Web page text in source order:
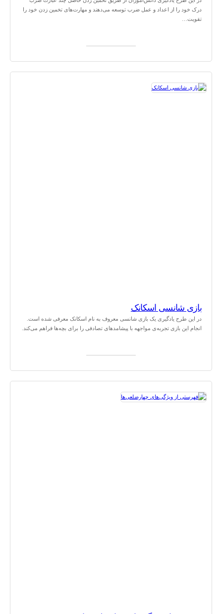
درک خود را از اعداد و عمل ضرب توسعه می‌دهند و مهارت‌های تخمین زدن خود را
تقویت…
بازی شانسی اسکانک
در این طرح یادگیری یک بازی شانسی معروف به نام اسکانک معرفی شده است.
انجام این بازی تجربه‌ی مواجهه با پیشامدهای تصادفی را برای بچه‌ها فراهم می‌کند.